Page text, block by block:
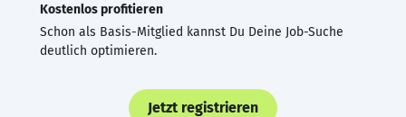
Kostenlos profitieren
Schon als Basis-Mitglied kannst Du Deine Job-Suche
deutlich optimieren.
Jetzt registrieren